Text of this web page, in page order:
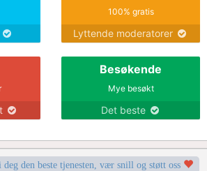
100% gratis
Lyttende moderatorer
Besøkende
Mye besøkt
Det beste
den beste tjenesten, vær snill og støtt oss